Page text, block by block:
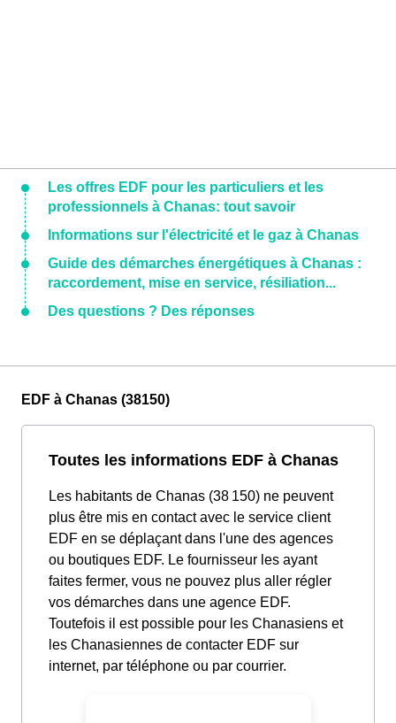
Les offres EDF pour les particuliers et les
professionnels à Chanas: tout savoir
Informations sur l'électricité et le gaz à Chanas
Guide des démarches énergétiques à Chanas :
raccordement, mise en service, résiliation...
Des questions ? Des réponses
EDF à Chanas (38150)
Toutes les informations EDF à Chanas
Les habitants de Chanas (38 150) ne peuvent
plus être mis en contact avec le service client
EDF en se déplaçant dans l'une des agences
ou boutiques EDF. Le fournisseur les ayant
faites fermer, vous ne pouvez plus aller régler
vos démarches dans une agence EDF.
Toutefois il est possible pour les Chanasiens et
les Chanasiennes de contacter EDF sur
internet, par téléphone ou par courrier.